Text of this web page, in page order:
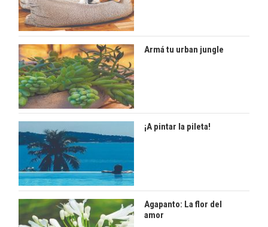
Armá tu urban jungle
¡A pintar la pileta!
Agapanto: La flor del
amor